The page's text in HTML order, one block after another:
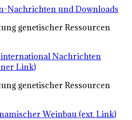
Nachrichten und Downloads
genetischer Ressourcen
Nachrichten
Link)
genetischer Ressourcen
Weinbau (ext. Link)